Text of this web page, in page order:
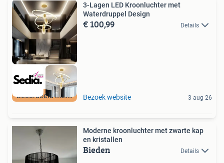
Beoordeeld met 9+
3-Lagen LED Kroonluchter met
Waterdruppel Design
€ 100,99 Details
Bezoek website 3 aug 26
Moderne kroonluchter met zwarte kap
en kristallen
Bieden Details